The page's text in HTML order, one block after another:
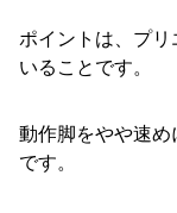
ポイントは、プ
いることです。
動作脚をやや速
です。